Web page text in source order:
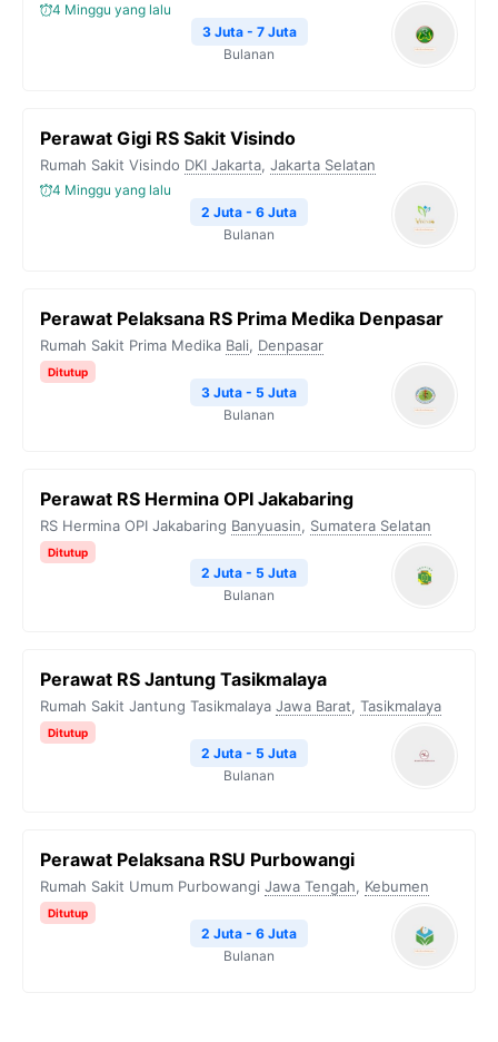
4 Minggu yang lalu
3 Juta - 7 Juta
Bulanan
Perawat Gigi RS Sakit Visindo
Rumah Sakit Visindo DKI Jakarta, Jakarta Selatan
4 Minggu yang lalu
2 Juta - 6 Juta
Bulanan
Perawat Pelaksana RS Prima Medika Denpasar
Rumah Sakit Prima Medika Bali, Denpasar
Ditutup
3 Juta - 5 Juta
Bulanan
Perawat RS Hermina OPI Jakabaring
RS Hermina OPI Jakabaring Banyuasin, Sumatera Selatan
Ditutup
2 Juta - 5 Juta
Bulanan
Perawat RS Jantung Tasikmalaya
Rumah Sakit Jantung Tasikmalaya Jawa Barat, Tasikmalaya
Ditutup
2 Juta - 5 Juta
Bulanan
Perawat Pelaksana RSU Purbowangi
Rumah Sakit Umum Purbowangi Jawa Tengah, Kebumen
Ditutup
2 Juta - 6 Juta
Bulanan